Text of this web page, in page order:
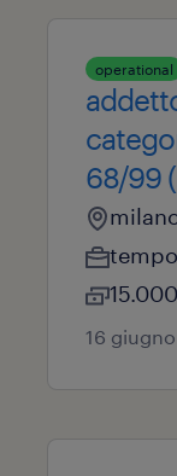
operational
68/99
16